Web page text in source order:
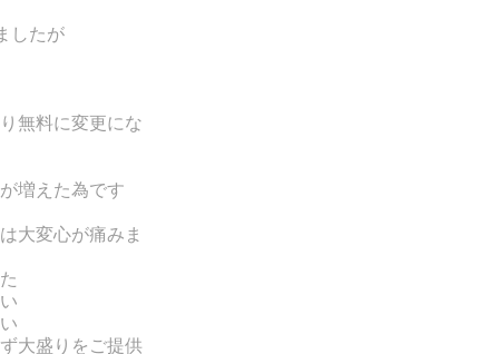
したが
無料に変更にな
増えた為です
大変心が痛みま
大盛りをご提供